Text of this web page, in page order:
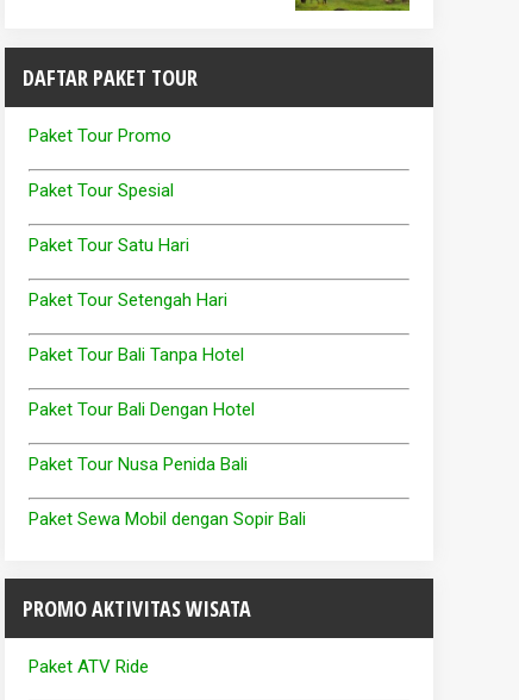
DAFTAR PAKET TOUR
Paket Tour Promo
Paket Tour Spesial
Paket Tour Satu Hari
Paket Tour Setengah Hari
Paket Tour Bali Tanpa Hotel
Paket Tour Bali Dengan Hotel
Paket Tour Nusa Penida Bali
Paket Sewa Mobil dengan Sopir Bali
PROMO AKTIVITAS WISATA
Paket ATV Ride